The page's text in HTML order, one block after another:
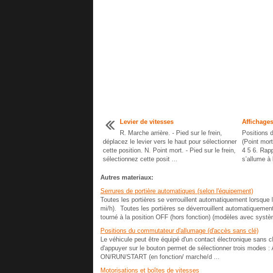
Levier de vitesses
R. Marche arrière. - Pied sur le frein,
déplacez le levier vers le haut pour sélectionner
cette position. N. Point mort. - Pied sur le frein,
sélectionnez cette posit ...
Positions
(Point
4 5 6.
s’allume
Autres materiaux:
Serrures de portière automatiques (selon l'équipement)
Toutes les portières se verrouillent automatiquement
mi/h). Toutes les portières se déverrouillent
tourné à la position OFF (hors fonction) (modèles avec
Positions du commutateur d'allumage (d'accès sans clé)
Le véhicule peut être équipé d'un contact électronique sans
d'appuyer sur le bouton permet de sélectionner trois modes
ON/RUN/START (en fonction/ marche/d ...
Motorisations et boîtes de vitesses